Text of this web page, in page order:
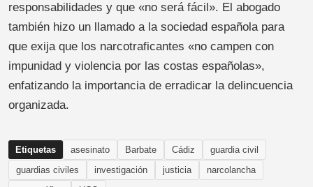
responsabilidades y que «no será fácil». El abogado
también hizo un llamado a la sociedad española para
que exija que los narcotraficantes «no campen con
impunidad y violencia por las costas españolas»,
enfatizando la importancia de erradicar la delincuencia
organizada.
Etiquetas asesinato Barbate Cádiz
guardia civil
guardias civiles
investigación justicia
narcolancha